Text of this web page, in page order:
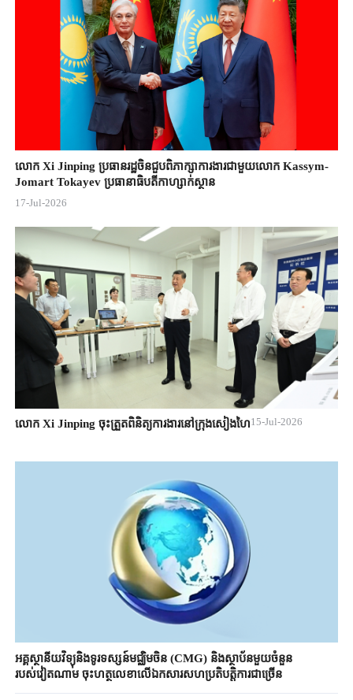
លោក Xi Jinping ប្រធានរដ្ឋចិន​ជួបពិភាក្សា​ការងារជាមួយ​លោក Kassym-
Jomart ​Tokayev ​ប្រធានាធិបតី​កាហ្សាក់ស្ថាន​
17-Jul-2026
លោក Xi Jinping ចុះត្រួតពិនិត្យការងារនៅក្រុងសៀងហៃ15-Jul-2026
អគ្គស្ថានីយវិទ្យុនិងទូរទស្សន៍មជ្ឈិមចិន (CMG) និងស្ថាប័នមួយចំនួន
របស់វៀតណាម ចុះហត្ថលេខាលើឯកសារសហប្រតិបត្តិការជាច្រើន